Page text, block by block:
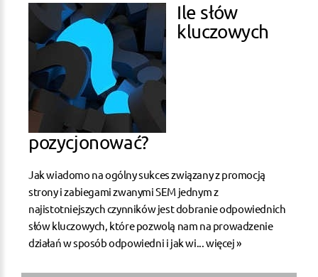
Ile słów
kluczowych
pozycjonować?
Jak wiadomo na ogólny sukces związany z promocją
strony i zabiegami zwanymi SEM jednym z
najistotniejszych czynników jest dobranie odpowiednich
słów kluczowych, które pozwolą nam na prowadzenie
działań w sposób odpowiedni i jak wi...więcej »